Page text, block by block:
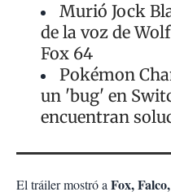
Murió Jock
de la voz de
Fox 64
Pokémon
un 'bug' en
encuentran
El tráiler mostró aFox,